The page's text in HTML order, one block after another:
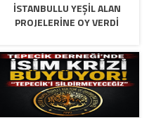
İSTANBULLU YEŞİL ALAN
PROJELERİNE OY VERDİ